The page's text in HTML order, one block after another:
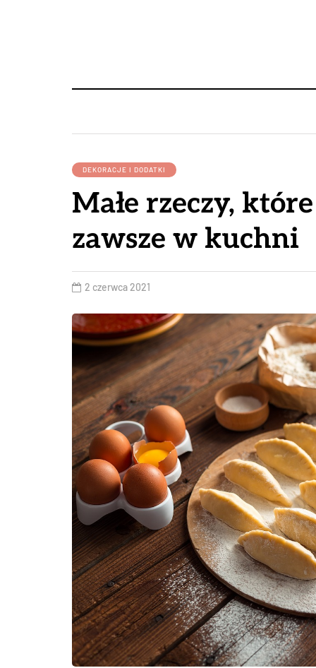
DEKORACJE I DODATKI
Małe rzeczy,
zawsze w kuchni
2 czerwca 2021